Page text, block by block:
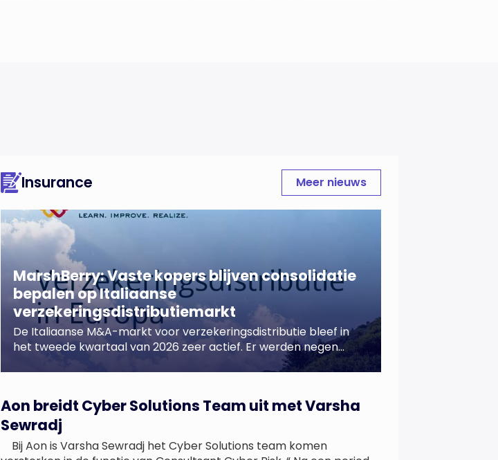
Insurance Meer nieuws
MarshBerry: Vaste kopers blijven consolidatie
bepalen op Italiaanse
verzekeringsdistributiemarkt
De Italiaanse M&A-markt voor verzekeringsdistributie bleef in
het tweede kwartaal van 2026 zeer actief. Er werden negen
transacties aangekondigd, waarmee het tempo uit het eerste
kwartaal werd voortgezet. Wide Group, EDGE en OneItalia
rekening.Net als in eerdere kwartalen ging het hoofdzakelijk
om aanvullende overnames. Kopers voegden […]
Aon breidt Cyber Solutions Team uit met Varsha
Sewradj
Bij Aon is Varsha Sewradj het Cyber Solutions team komen